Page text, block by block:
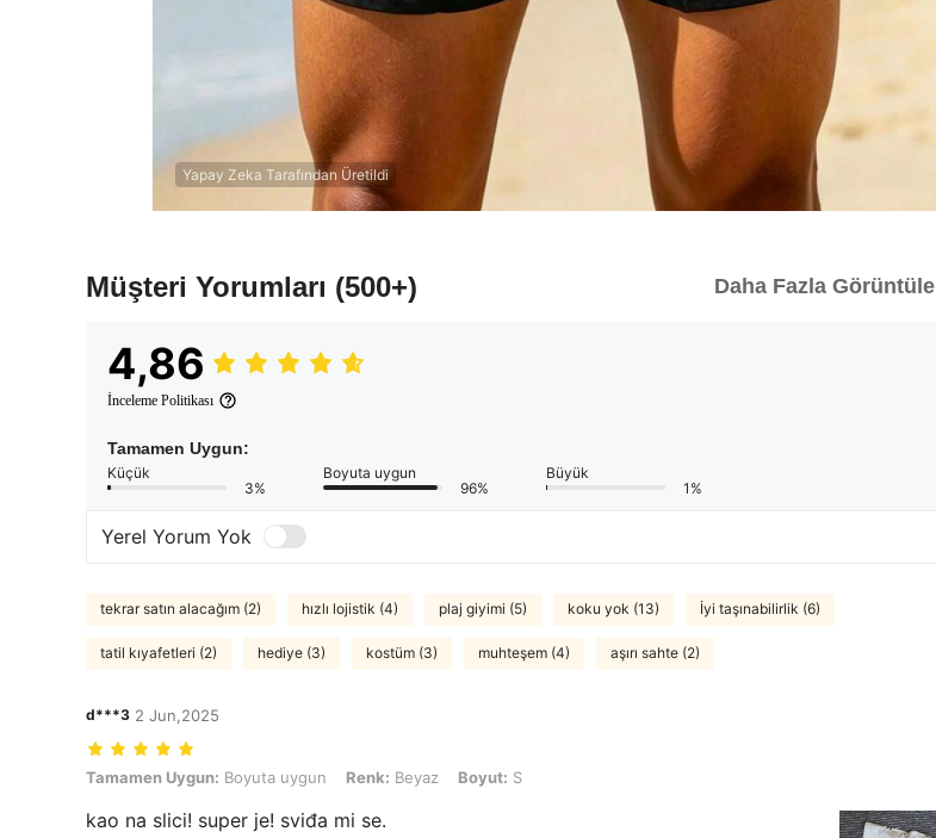
Yapay Zeka Tarafından Üretildi
Müşteri Yorumları (500+) Daha Fazla Görüntüle
4,86
İnceleme Politikası
Tamamen Uygun:
Küçük
3%
Boyuta uygun
96%
Büyük
1%
Yerel Yorum Yok
tekrar satın alacağım (2) hızlı lojistik (4) plaj giyimi (5) koku yok (13) İyi taşınabilirlik (6)
tatil kıyafetleri (2) hediye (3) kostüm (3) muhteşem (4) aşırı sahte (2)
d***3 2 Jun,2025
Tamamen Uygun: Boyuta uygun, Renk: Beyaz, Boyut: S
Tamamen Uygun: Boyuta uygun Renk: Beyaz Boyut: S
kao na slici! super je! sviđa mi se.